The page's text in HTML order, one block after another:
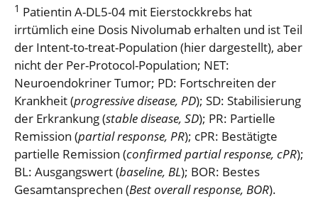
1 Patientin A-DL5-04 mit Eierstockkrebs hat
irrtümlich eine Dosis Nivolumab erhalten und ist Teil
der Intent-to-treat-Population (hier dargestellt), aber
nicht der Per-Protocol-Population; NET:
Neuroendokriner Tumor; PD: Fortschreiten der
Krankheit (progressivedisease, PD); SD: Stabilisierung
der Erkrankung (stabledisease, SD); PR: Partielle
Remission (partialresponse, PR); cPR: Bestätigte
partielle Remission (confirmedpartialresponse, cPR);
BL: Ausgangswert (baseline, BL); BOR: Bestes
Gesamtansprechen (Bestoverallresponse, BOR).